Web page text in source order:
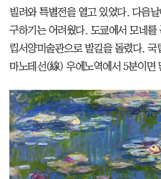
빌려와 특별전을 열고 있었다. 다음
구하기는 어려웠다. 도쿄에서 모네
립서양미술관으로 발길을 돌렸다. 국
마노테선(線) 우에노역에서 5분이면